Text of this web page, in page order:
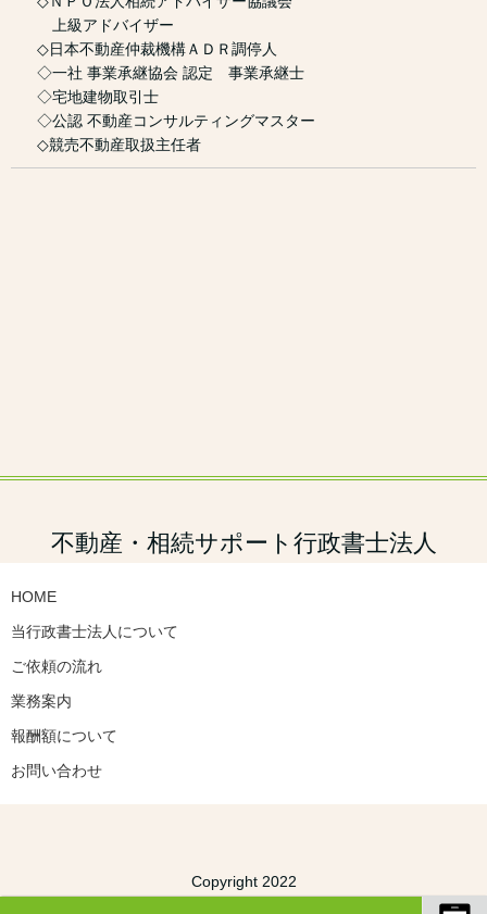
上級アドバイザー
◇日本不動産仲裁機構ＡＤＲ調停人
◇一社 事業承継協会 認定 事業承継士
◇宅地建物取引士
◇公認 不動産コンサルティングマスター
◇競売不動産取扱主任者
不動産・相続サポート行政書士法人
HOME
当行政書士法人について
ご依頼の流れ
業務案内
報酬額について
お問い合わせ
Copyright 2022